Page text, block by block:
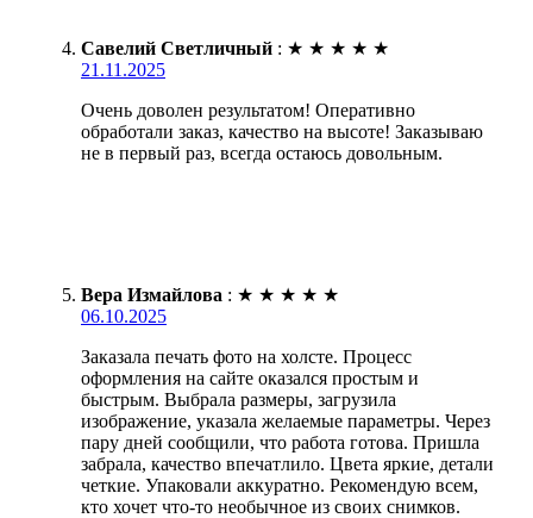
Савелий Светличный : ★ ★ ★ ★ ★
21.11.2025
Очень доволен результатом! Оперативно
обработали заказ, качество на высоте! Заказываю
не в первый раз, всегда остаюсь довольным.
Вера Измайлова : ★ ★ ★ ★ ★
06.10.2025
Заказала печать фото на холсте. Процесс
оформления на сайте оказался простым и
быстрым. Выбрала размеры, загрузила
изображение, указала желаемые параметры. Через
пару дней сообщили, что работа готова. Пришла
забрала, качество впечатлило. Цвета яркие, детали
четкие. Упаковали аккуратно. Рекомендую всем,
кто хочет что-то необычное из своих снимков.